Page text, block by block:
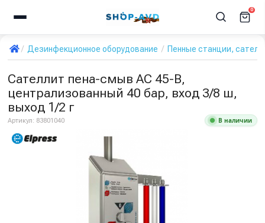
0
Дезинфекционное оборудование Пенные станции,
Сателлит пена-смыв AC 45-B,
централизованный 40 бар, вход 3/8 ш,
выход 1/2 г
Артикул: 83801040 В наличии